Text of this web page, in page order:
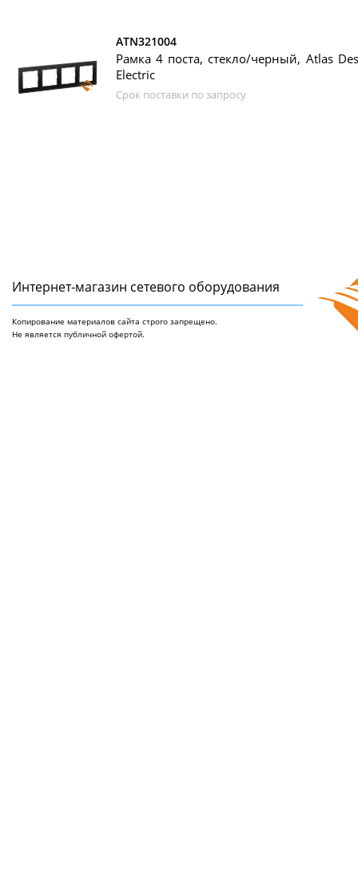
ATN321004
Рамка 4 поста, стекло/черный, Atlas
Electric
Срок поставки по запросу
Интернет-магазин сетeвого оборудования
Копирование материалов сайта строго запрещено.
Не является публичной офертой.